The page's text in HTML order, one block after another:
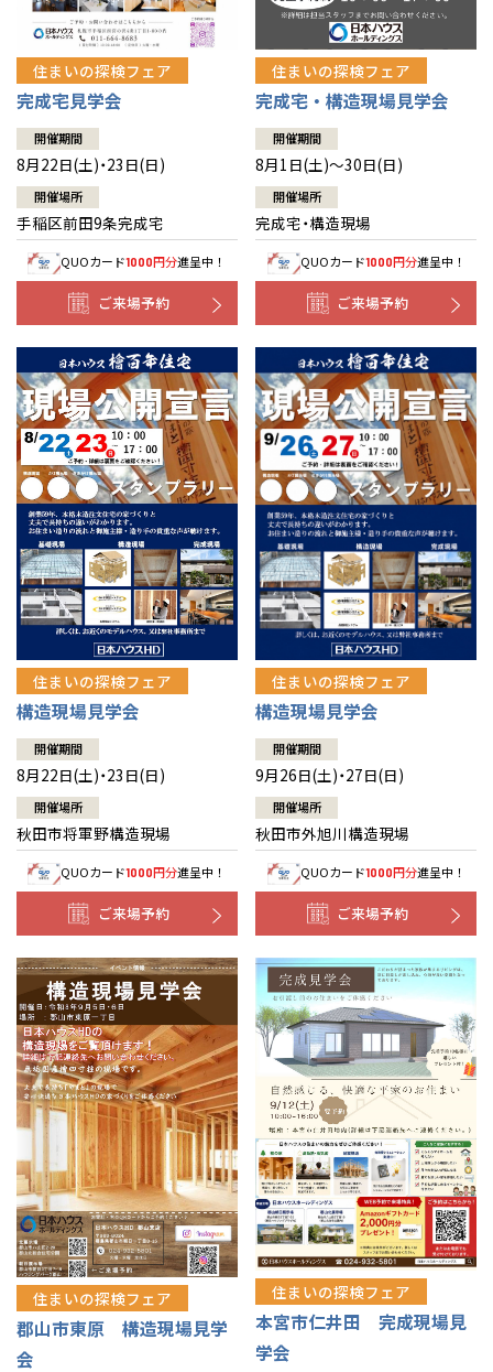
住まいの探検フェア
完成宅見学会
開催期間
8月22日(土)・23日(日)
開催場所
手稲区前田9条完成宅
QUOカード1000円分進呈中！
ご来場予約
住まいの探検フェア
完成宅・構造現場見学会
開催期間
8月1日(土)～30日(日)
開催場所
完成宅・構造現場
QUOカード1000円分進呈中！
ご来場予約
住まいの探検フェア
構造現場見学会
開催期間
8月22日(土)・23日(日)
開催場所
秋田市将軍野構造現場
QUOカード1000円分進呈中！
ご来場予約
住まいの探検フェア
構造現場見学会
開催期間
9月26日(土)・27日(日)
開催場所
秋田市外旭川構造現場
QUOカード1000円分進呈中！
ご来場予約
住まいの探検フェア
郡山市東原 構造現場見学
会
住まいの探検フェア
本宮市仁井田 完成現場見
学会
道央
道北
道南
道東
青森
秋田
岩手
山形
宮城
福島
甲信越・北陸
新潟
山梨
長野
富山
石川
福井
関東
東京
神奈川
埼玉
千葉
茨城
栃木
群馬
東海
愛知
岐阜
静岡
三重
近畿
大阪
京都
兵庫
奈良
滋賀
和歌山
中国・四国
岡山
香川
愛媛
鳥取
島根
広島
山口
徳島
高知
九州
福岡
佐賀
熊本
大分
宮崎
鹿児島
長崎
沖縄
分譲マンション
※現住所のある都道府県以外の建築予定地の方でも現住所の有るお近
くの展示場又は店舗にお問合せください。移住の計画の方もご相談対
応します。お気軽にご相談ください。
道央
苫小牧千歳
小樽
道北
道南
道東
釧路
青森県
八戸
青森
秋田県
秋田
岩手県
山形県
宮城県
仙台
福島県
会津
甲信越・北陸
新潟県
長岡
山梨県
長野県
富山県
富山
石川県
福井県
福井
関東
東京都
神奈川県
相模
埼玉県
埼玉
千葉県
千葉
柏
茨城県
水戸
栃木県
宇都宮
小山
群馬県
群馬
伊勢崎
東海
愛知県
岐阜県
岐阜
静岡県
三重県
四日市
近畿
大阪府
大阪
京都府
京都
兵庫県
姫路
奈良県
奈良
中国・四国
岡山県
岡山
愛媛県
松山
九州
福岡県
福岡
佐賀県
佐賀
熊本県
熊本
大分県
大分
宮崎県
宮崎
鹿児島県
鹿児島